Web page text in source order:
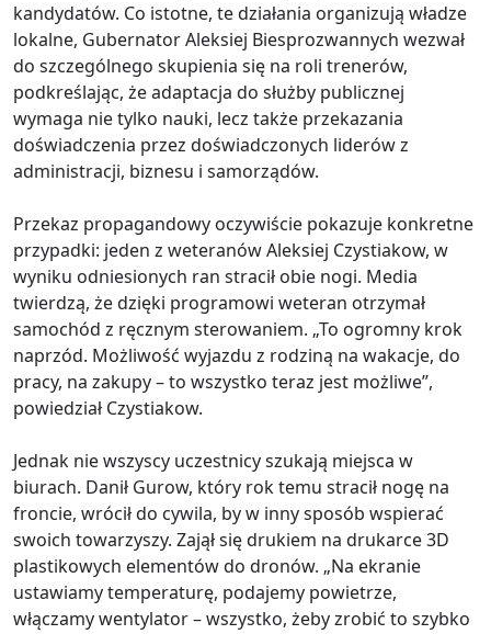
kandydatów. Co istotne, te działania organizują władze
lokalne, Gubernator Aleksiej Biesprozwannych wezwał
do szczególnego skupienia się na roli trenerów,
podkreślając, że adaptacja do służby publicznej
wymaga nie tylko nauki, lecz także przekazania
doświadczenia przez doświadczonych liderów z
administracji, biznesu i samorządów.
Przekaz propagandowy oczywiście pokazuje konkretne
przypadki: jeden z weteranów Aleksiej Czystiakow, w
wyniku odniesionych ran stracił obie nogi. Media
twierdzą, że dzięki programowi weteran otrzymał
samochód z ręcznym sterowaniem. „To ogromny krok
naprzód. Możliwość wyjazdu z rodziną na wakacje, do
pracy, na zakupy – to wszystko teraz jest możliwe”,
powiedział Czystiakow.
Jednak nie wszyscy uczestnicy szukają miejsca w
biurach. Danił Gurow, który rok temu stracił nogę na
froncie, wrócił do cywila, by w inny sposób wspierać
swoich towarzyszy. Zajął się drukiem na drukarce 3D
plastikowych elementów do dronów. „Na ekranie
ustawiamy temperaturę, podajemy powietrze,
włączamy wentylator – wszystko, żeby zrobić to szybko